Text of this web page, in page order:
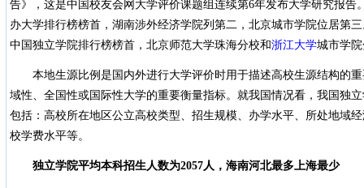
告》，这是中国校友会网大学评价课题组连续第6年发布大学研究报告
办大学排行榜榜首，湖南涉外经济学院列第二，北京城市学院位居第三
中国独立学院排行榜榜首，北京师范大学珠海分校和浙江大学城市学
本地生源比例是国内外进行大学评价时用于描述高校生源结构的
域性、全国性或国际性大学的重要衡量指标。就我国情况看，我国独
包括：高校所在地区公立高校类型、招生规模、办学水平、所处地域
校学费水平等。
独立学院平均本科招生人数为2057人，海南河北最多上海最少